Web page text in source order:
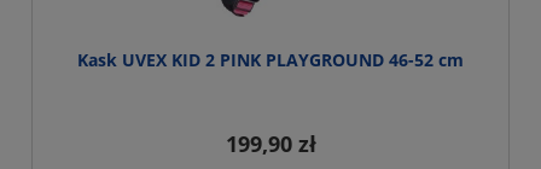
Kask UVEX KID 2 PINK PLAYGROUND 46-52 cm
199,90 zł